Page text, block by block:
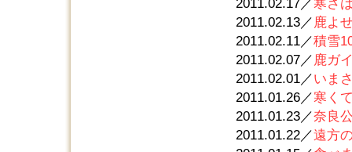
2011.02.17／寒さ
2011.02.13／ 鹿よ
2011.02.11／積雪
2011.02.07／ 鹿ガ
2011.02.01／いま
2011.01.26／寒く
2011.01.23／奈良
2011.01.22／遠方